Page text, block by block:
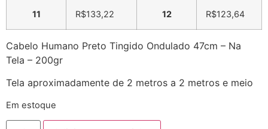
11 R$133,22 12 R$123,64
Cabelo Humano Preto Tingido Ondulado 47cm – Na
Tela – 200gr
Tela aproximadamente de 2 metros a 2 metros e meio
Em estoque